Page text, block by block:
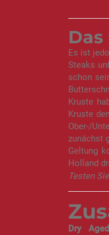
Es ist
Steaks
schon
Kruste
Kruste
Ober-/
zunächst
Geltung
Holland
Testen
Dry